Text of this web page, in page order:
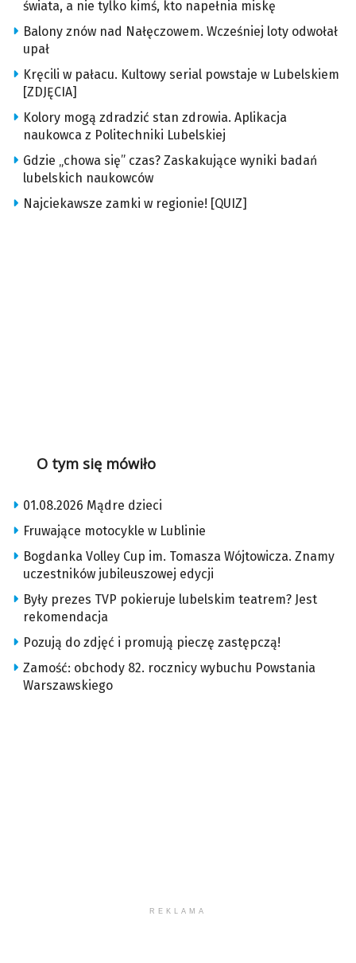
świata, a nie tylko kimś, kto napełnia miskę
Balony znów nad Nałęczowem. Wcześniej loty odwołał
upał
Kręcili w pałacu. Kultowy serial powstaje w Lubelskiem
[ZDJĘCIA]
Kolory mogą zdradzić stan zdrowia. Aplikacja
naukowca z Politechniki Lubelskiej
Gdzie „chowa się” czas? Zaskakujące wyniki badań
lubelskich naukowców
Najciekawsze zamki w regionie! [QUIZ]
O tym się mówiło
01.08.2026 Mądre dzieci
Fruwające motocykle w Lublinie
Bogdanka Volley Cup im. Tomasza Wójtowicza. Znamy
uczestników jubileuszowej edycji
Były prezes TVP pokieruje lubelskim teatrem? Jest
rekomendacja
Pozują do zdjęć i promują pieczę zastępczą!
Zamość: obchody 82. rocznicy wybuchu Powstania
Warszawskiego
REKLAMA